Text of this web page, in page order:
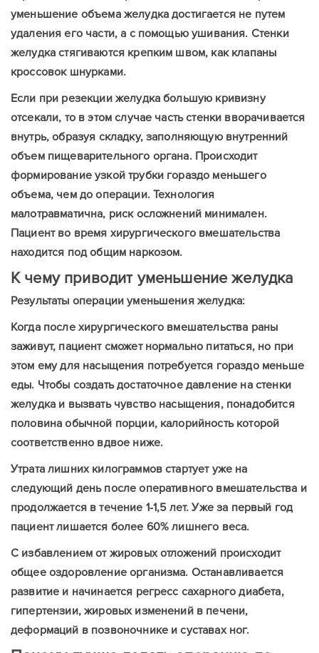
уменьшение объема желудка достигается не путем
удаления его части, а с помощью ушивания. Стенки
желудка стягиваются крепким швом, как клапаны
кроссовок шнурками.
Если при резекции желудка большую кривизну
отсекали, то в этом случае часть стенки вворачивается
внутрь, образуя складку, заполняющую внутренний
объем пищеварительного органа. Происходит
формирование узкой трубки гораздо меньшего
объема, чем до операции. Технология
малотравматична, риск осложнений минимален.
Пациент во время хирургического вмешательства
находится под общим наркозом.
К чему приводит уменьшение желудка
Результаты операции уменьшения желудка:
Когда после хирургического вмешательства раны
заживут, пациент сможет нормально питаться, но при
этом ему для насыщения потребуется гораздо меньше
еды. Чтобы создать достаточное давление на стенки
желудка и вызвать чувство насыщения, понадобится
половина обычной порции, калорийность которой
соответственно вдвое ниже.
Утрата лишних килограммов стартует уже на
следующий день после оперативного вмешательства и
продолжается в течение 1-1,5 лет. Уже за первый год
пациент лишается более 60% лишнего веса.
С избавлением от жировых отложений происходит
общее оздоровление организма. Останавливается
развитие и начинается регресс сахарного диабета,
гипертензии, жировых изменений в печени,
деформаций в позвоночнике и суставах ног.
Оставить контакты
Ваше имя
Сообщение
Отправить
Оставить контакты
Ваше имя Ваш телефон
Сообщение